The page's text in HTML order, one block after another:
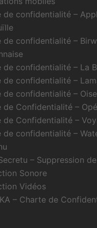
de confidentialité –
de confidentialité –
de confidentialité – La
de confidentialité –
de confidentialité –
de Confidentialité –
de Confidentialité –
de confidentialité –
– Suppression
Sonore
Vidéos
– Charte de